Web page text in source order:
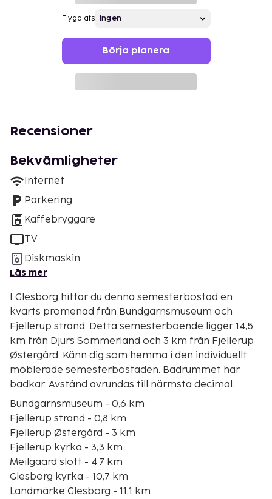
Flygplats
Börja planera
Recensioner
Bekvämligheter
Internet
Parkering
Kaffebryggare
TV
Diskmaskin
Läs mer
I Glesborg hittar du denna semesterbostad en
kvarts promenad från Bundgarnsmuseum och
Fjellerup strand. Detta semesterboende ligger 14,5
km från Djurs Sommerland och 3 km från Fjellerup
Østergård. Känn dig som hemma i den individuellt
möblerade semesterbostaden. Badrummet har
badkar. Avstånd avrundas till närmsta decimal.
Bundgarnsmuseum - 0,6 km
Fjellerup strand - 0,8 km
Fjellerup Østergård - 3 km
Fjellerup kyrka - 3,3 km
Meilgaard slott - 4,7 km
Glesborg kyrka - 10,7 km
Landmärke Glesborg - 11,1 km